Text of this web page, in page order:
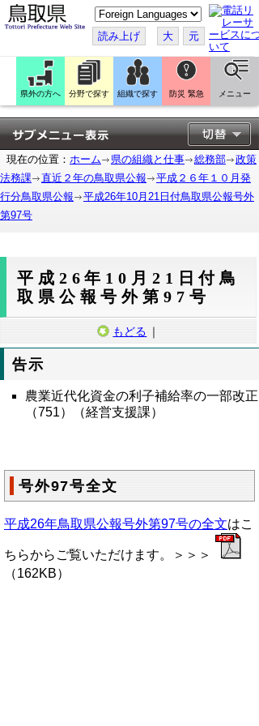
こ
の
ペ
ー
ジ
翻
訳
す
る
読み上げ 大 元
県外の方へ 分野で探す 組織で探す 防災 緊急 メニュー
現在の位置： ホーム 県の組織と仕事 総務部
政策
法務課
直近２年の鳥取県公報
平成２６年１０月発
行分鳥取県公報
平成26年10月21日付鳥取県公報号外
第97号
平成26年10月21日付鳥
取県公報号外第97号
もどる ｜
告示
農業近代化資金の利子補給率の一部改正
（751）（経営支援課）
号外97号全文
平成26年鳥取県公報号外第97号の全文はこ
ちらからご覧いただけます。＞＞＞
（162KB）